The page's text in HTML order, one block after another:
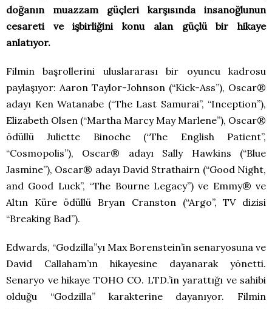
doğanın muazzam güçleri karşısında insanoğlunun
cesareti ve işbirliğini konu alan güçlü bir hikaye
anlatıyor.
Filmin başrollerini uluslararası bir oyuncu kadrosu
paylaşıyor: Aaron Taylor-Johnson (“Kick-Ass”), Oscar®
adayı Ken Watanabe (“The Last Samurai”, “Inception”),
Elizabeth Olsen (“Martha Marcy May Marlene”), Oscar®
ödüllü Juliette Binoche (“The English Patient”,
“Cosmopolis”), Oscar® adayı Sally Hawkins (“Blue
Jasmine”), Oscar® adayı David Strathairn (“Good Night,
and Good Luck”, “The Bourne Legacy”) ve Emmy® ve
Altın Küre ödüllü Bryan Cranston (“Argo”, TV dizisi
“Breaking Bad”).
Edwards, “Godzilla”yı Max Borenstein’in senaryosuna ve
David Callaham’ın hikayesine dayanarak yönetti.
Senaryo ve hikaye TOHO CO. LTD.’in yarattığı ve sahibi
olduğu “Godzilla” karakterine dayanıyor. Filmin